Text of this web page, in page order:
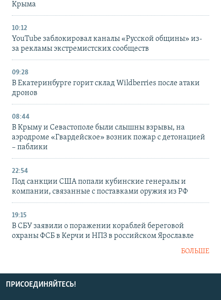
Крыма
10:12
YouTube заблокировал каналы «Русской общины» из-
за рекламы экстремистских сообществ
09:28
В Екатеринбурге горит склад Wildberries после атаки
дронов
08:44
В Крыму и Севастополе были слышны взрывы, на
аэродроме «Гвардейское» возник пожар с детонацией
– паблики
22:54
Под санкции США попали кубинские генералы и
компании, связанные с поставками оружия из РФ
19:15
В СБУ заявили о поражении кораблей береговой
охраны ФСБ в Керчи и НПЗ в российском Ярославле
БОЛЬШЕ
ПРИСОЕДИНЯЙТЕСЬ!